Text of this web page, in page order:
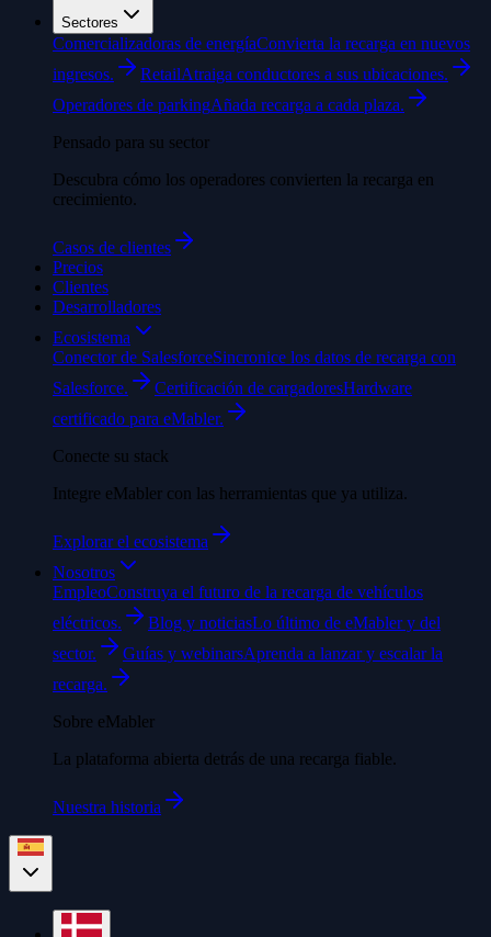
Sectores
Comercializadoras de energíaConvierta la recarga en nuevos
ingresos.
RetailAtraiga conductores a sus ubicaciones.
Operadores de parkingAñada recarga a cada plaza.
Pensado para su sector
Descubra cómo los operadores convierten la recarga en
crecimiento.
Casos de clientes
Precios
Clientes
Desarrolladores
Ecosistema
Conector de SalesforceSincronice los datos de recarga con
Salesforce.
Certificación de cargadoresHardware
certificado para eMabler.
Conecte su stack
Integre eMabler con las herramientas que ya utiliza.
Explorar el ecosistema
Nosotros
EmpleoConstruya el futuro de la recarga de vehículos
eléctricos.
Blog y noticiasLo último de eMabler y del
sector.
Guías y webinarsAprenda a lanzar y escalar la
recarga.
Sobre eMabler
La plataforma abierta detrás de una recarga fiable.
Nuestra historia